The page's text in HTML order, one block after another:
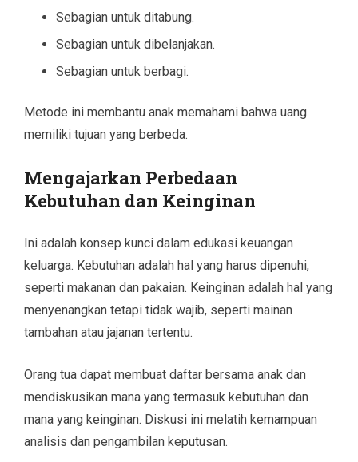
Sebagian untuk ditabung.
Sebagian untuk dibelanjakan.
Sebagian untuk berbagi.
Metode ini membantu anak memahami bahwa uang
memiliki tujuan yang berbeda.
Mengajarkan Perbedaan
Kebutuhan dan Keinginan
Ini adalah konsep kunci dalam edukasi keuangan
keluarga. Kebutuhan adalah hal yang harus dipenuhi,
seperti makanan dan pakaian. Keinginan adalah hal yang
menyenangkan tetapi tidak wajib, seperti mainan
tambahan atau jajanan tertentu.
Orang tua dapat membuat daftar bersama anak dan
mendiskusikan mana yang termasuk kebutuhan dan
mana yang keinginan. Diskusi ini melatih kemampuan
analisis dan pengambilan keputusan.